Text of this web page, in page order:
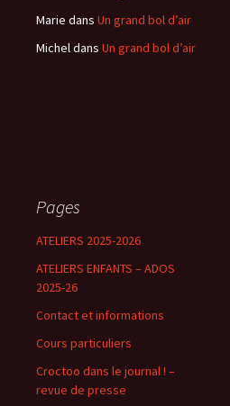
Marie dans Un grand bol d’air
Micheldans Un grand bol d’air
Pages
ATELIERS 2025-2026
ATELIERS ENFANTS – ADOS
2025-26
Contact et informations
Cours particuliers
Croctoo dans le journal ! –
revue de presse